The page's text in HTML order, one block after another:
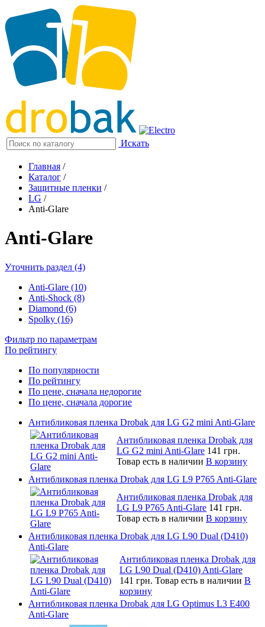
Искать
Главная /
Каталог /
Защитные пленки /
LG /
Anti-Glare
Anti-Glare
Уточнить раздел (4)
Anti-Glare (10)
Anti-Shock (8)
Diamond (6)
Spolky (16)
Фильтр по параметрам
По рейтингу
По популярности
По рейтингу
По цене, сначала недорогие
По цене, сначала дорогие
Антибликовая пленка Drobak для LG G2 mini Anti-Glare
Антибликовая пленка Drobak для
LG G2 mini Anti-Glare 141 грн.
Товар есть в наличии В корзину
Антибликовая пленка Drobak для LG L9 P765 Anti-Glare
Антибликовая пленка Drobak для
LG L9 P765 Anti-Glare 141 грн.
Товар есть в наличии В корзину
Антибликовая пленка Drobak для LG L90 Dual (D410)
Anti-Glare
Антибликовая пленка Drobak для
LG L90 Dual (D410) Anti-Glare
141 грн. Товар есть в наличии В
корзину
Антибликовая пленка Drobak для LG Optimus L3 E400
Anti-Glare